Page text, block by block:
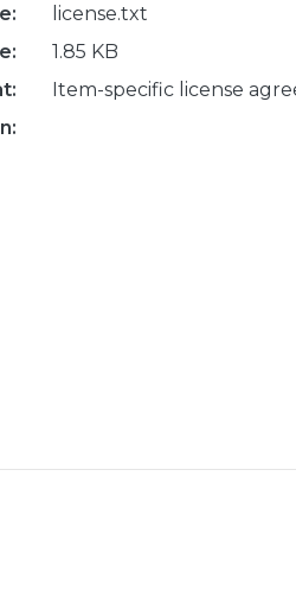
license.txt
1.85 KB
Item-specific license